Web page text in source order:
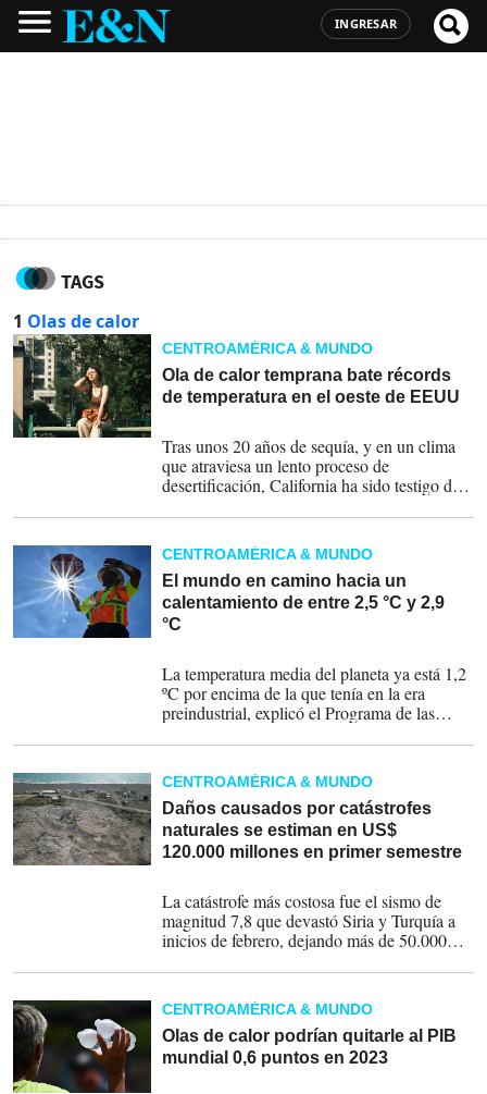
INGRESAR
TAGS
1 Olas de calor
CENTROAMÉRICA & MUNDO
Ola de calor temprana bate récords
de temperatura en el oeste de EEUU
Tras unos 20 años de sequía, y en un clima
que atraviesa un lento proceso de
desertificación, California ha sido testigo de
destructivos en los últimos años.
CENTROAMÉRICA & MUNDO
El mundo en camino hacia un
calentamiento de entre 2,5 °C y 2,9
°C
La temperatura media del planeta ya está 1,2
ºC por encima de la que tenía en la era
preindustrial, explicó el Programa de las
(PNUMA) en su informe.
CENTROAMÉRICA & MUNDO
Daños causados por catástrofes
naturales se estiman en US$
120.000 millones en primer semestre
La catástrofe más costosa fue el sismo de
magnitud 7,8 que devastó Siria y Turquía a
inicios de febrero, dejando más de 50.000
CENTROAMÉRICA & MUNDO
Olas de calor podrían quitarle al PIB
mundial 0,6 puntos en 2023